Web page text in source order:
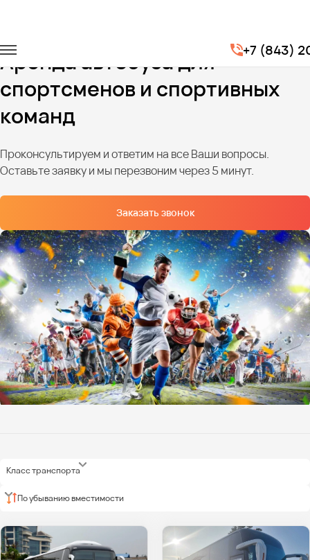
+7 (843)
Трансфер для спортсменов
Аренда автобуса для
спортсменов и спортивных
команд
Проконсультируем и ответим на все Ваши вопросы.
Оставьте заявку и мы перезвоним через 5 минут.
Заказать звонок
Класс транспорта
По убыванию вместимости